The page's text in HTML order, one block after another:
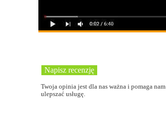
Twoja opinia jest dla nas ważna i pomaga nam
ulepszać usługę.